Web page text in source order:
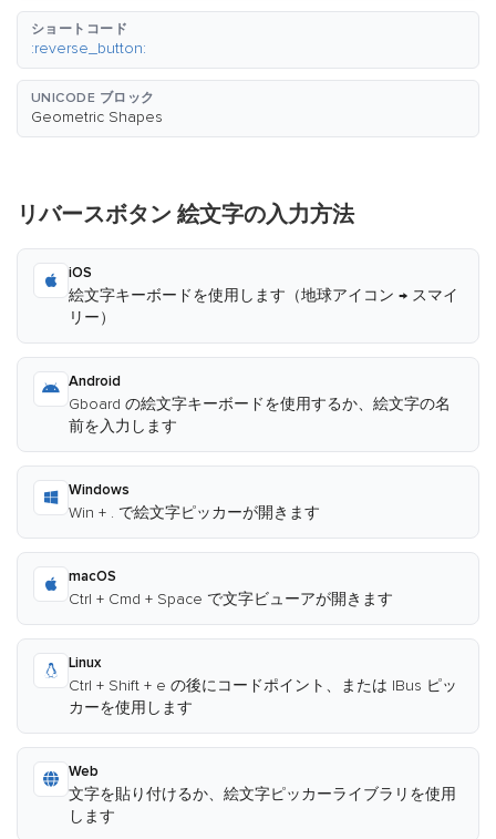
ショートコード
:reverse_button:
UNICODE ブロック
Geometric Shapes
リバースボタン 絵文字の入力方法
iOS
絵文字キーボードを使用します（地球アイコン → スマイ
リー）
Android
Gboard の絵文字キーボードを使用するか、絵文字の名
前を入力します
Windows
Win + . で絵文字ピッカーが開きます
macOS
Ctrl + Cmd + Space で文字ビューアが開きます
Linux
Ctrl + Shift + e の後にコードポイント、または IBus ピッ
カーを使用します
Web
文字を貼り付けるか、絵文字ピッカーライブラリを使用
します